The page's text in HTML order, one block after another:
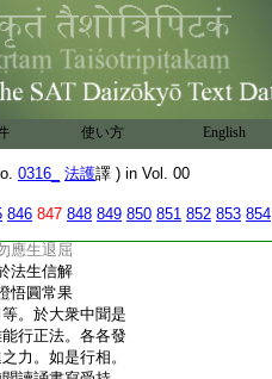
使い方 English
0316_ 法護譯 ) in Vol. 00
846 847 848 849 850 851 852 853 854
故生放逸
捨涅
4 盤道
法不信受
落惡趣中
樂非眞實
求諸過失
不聽習
無所歸
人而復衆
捨不聽受
應生退屈
法生信解
悟圓常果
。於大衆中聞是
行正法。各各發
力。如是行相。